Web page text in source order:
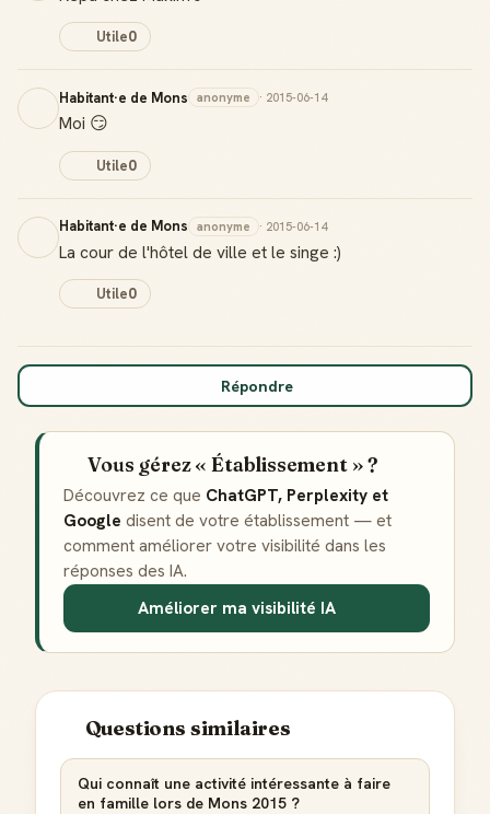
Utile0
Habitant·e de Mons anonyme · 2015-06-14
Moi 😏
Utile0
Habitant·e de Mons anonyme · 2015-06-14
La cour de l'hôtel de ville et le singe :)
Utile0
Répondre
Vous gérez « Établissement » ?
Découvrez ce que ChatGPT, Perplexity et
Google disent de votre établissement — et
comment améliorer votre visibilité dans les
réponses des IA.
Améliorer ma visibilité IA
Questions similaires
Qui connaît une activité intéressante à faire
en famille lors de Mons 2015 ?
Badge Guide Local
Ton statut affiché sur toutes tes contributions
Gagne des points à chaque contribution utile
Reconnaissance locale
Deviens une référence dans ta ville
Notifications
Sois notifié quand ton avis aide quelqu'un
Créer mon compte Guide